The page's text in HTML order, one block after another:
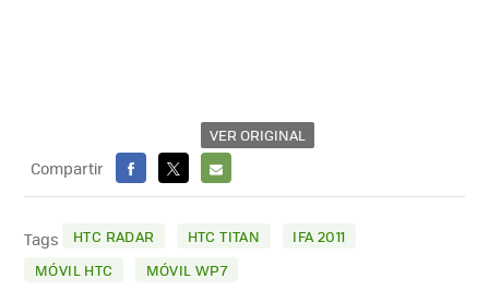
VER ORIGINAL
Compartir
FACEBOOK
X
E-
MAIL
Tags HTC RADAR HTC TITAN
IFA 2011
MÓVIL HTC
MÓVIL WP7